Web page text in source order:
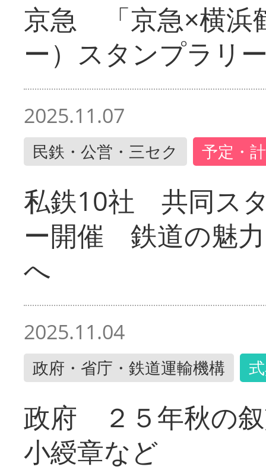
京急 「京急×横浜
ー）スタンプラリ
2025.11.07
民鉄・公営・三セク 予定・
私鉄10社 共同ス
ー開催 鉄道の魅
へ
2025.11.04
政府・省庁・鉄道運輸機構
政府 ２５年秋の
小綬章など